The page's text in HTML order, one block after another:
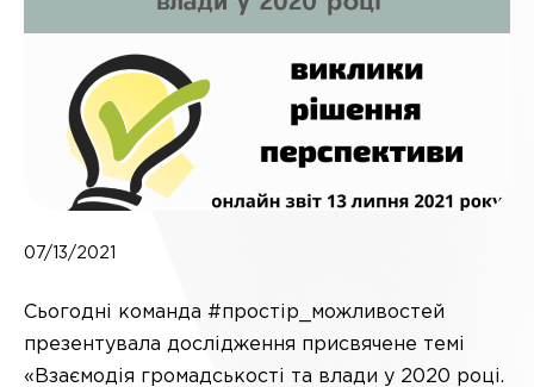
07/13/2021
Сьогодні команда #простір_можливостей
презентувала дослідження присвячене темі
«Взаємодія громадськості та влади у 2020 році.